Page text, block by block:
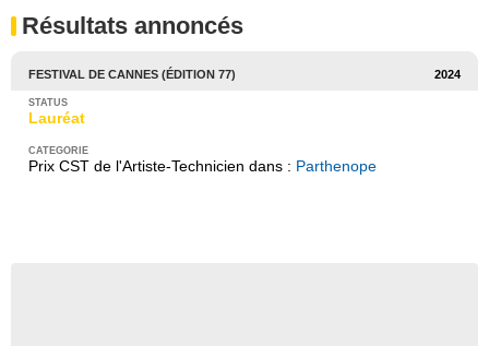
Résultats annoncés
FESTIVAL DE CANNES (ÉDITION 77) 2024
Lauréat
Prix CST de l'Artiste-Technicien dans : Parthenope